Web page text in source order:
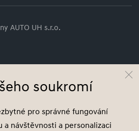
AUTO UH s.r.o.
soukromí
pro správné fungování
a návštěvnosti a personalizaci